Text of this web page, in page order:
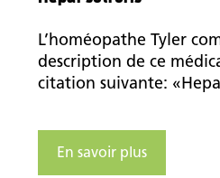
L’homéopathe Tyler
description de ce
citation suivante:
En savoir plus